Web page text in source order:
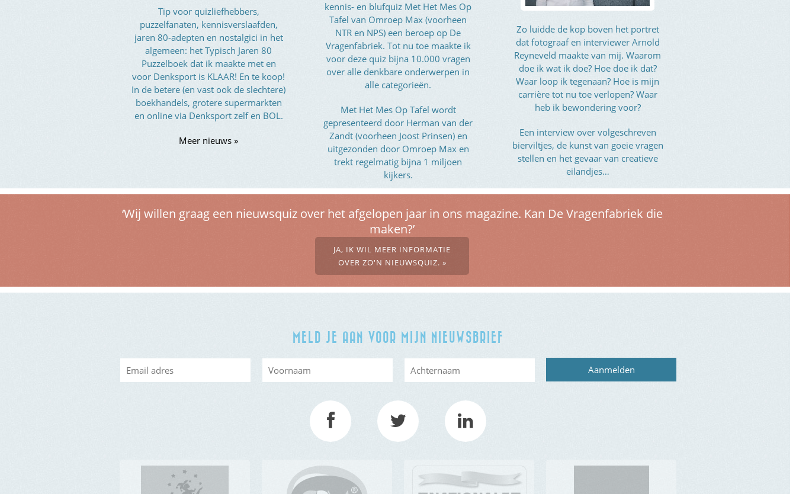
Tip voor quizliefhebbers,
puzzelfanaten, kennisverslaafden,
jaren 80-adepten en nostalgici in het
algemeen: het Typisch Jaren 80
Puzzelboek dat ik maakte met en
voor Denksport is KLAAR! En te koop!
In de betere (en vast ook de slechtere)
boekhandels, grotere supermarkten
en online via Denksport zelf en BOL.
Meer nieuws »
kennis- en blufquiz Met Het Mes Op
Tafel van Omroep Max (voorheen
NTR en NPS) een beroep op De
Vragenfabriek. Tot nu toe maakte ik
voor deze quiz bijna 10.000 vragen
over alle denkbare onderwerpen in
alle categorieën.
Met Het Mes Op Tafel wordt
gepresenteerd door Herman van der
Zandt (voorheen Joost Prinsen) en
uitgezonden door Omroep Max en
trekt regelmatig bijna 1 miljoen
kijkers.
Zo luidde de kop boven het portret
dat fotograaf en interviewer Arnold
Reyneveld maakte van mij. Waarom
doe ik wat ik doe? Hoe doe ik dat?
Waar loop ik tegenaan? Hoe is mijn
carrière tot nu toe verlopen? Waar
heb ik bewondering voor?
Een interview over volgeschreven
bierviltjes, de kunst van goeie vragen
stellen en het gevaar van creatieve
eilandjes…
‘Wij willen graag een nieuwsquiz over het afgelopen jaar in ons magazine. Kan De Vragenfabriek die
maken?’
JA, IK WIL MEER INFORMATIE
OVER ZO'N NIEUWSQUIZ. »
MELD JE AAN VOOR MIJN NIEUWSBRIEF